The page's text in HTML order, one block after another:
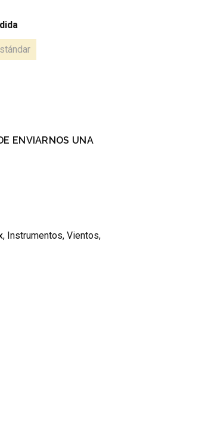
ENVIARNOS UNA
, Instrumentos, Vientos,